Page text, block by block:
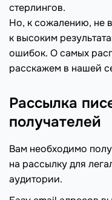
стерлингов.
Но, к сожалению, не
к высоким
ошибок. О самых
расскажем в нашей
Рассылка
получателей
Вам необходимо
на рассылку для
аудитории.